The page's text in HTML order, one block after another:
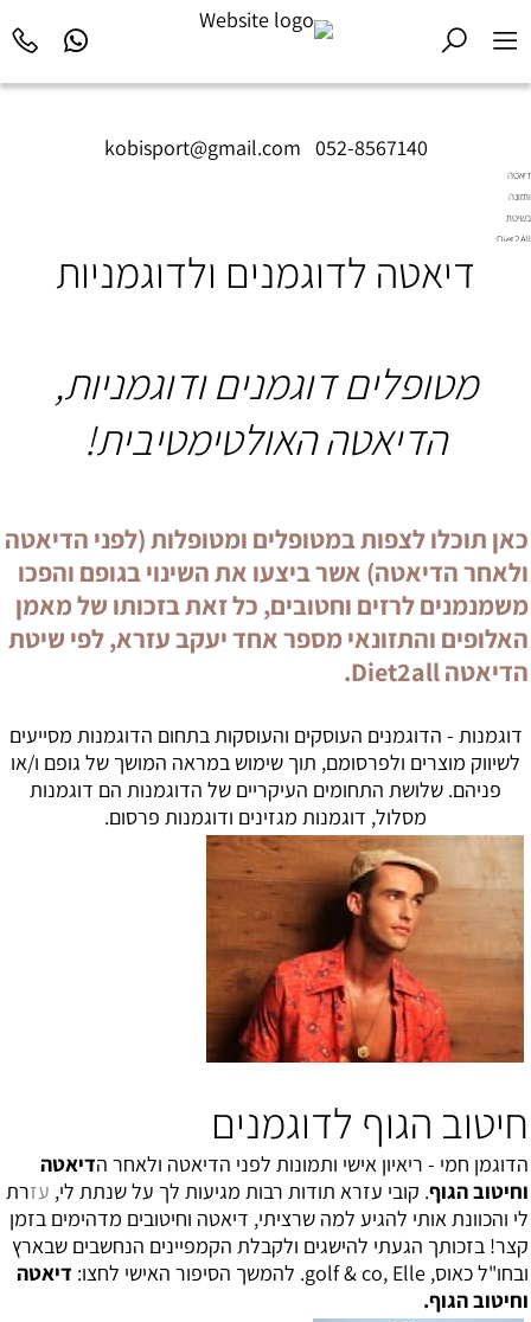
kobisport@gmail.com 052-8567140
דיאטה
ותזונה
בשיטת
Diet2All:
דיאטה לדוגמנים ולדוגמניות
מטופלים דוגמנים ודוגמניות,
הדיאטה האולטימטיבית!
כאן תוכלו לצפות במטופלים ומטופלות (לפני הדיאטה
ולאחר הדיאטה) אשר ביצעו את השינוי בגופם והפכו
משמנמנים לרזים וחטובים, כל זאת בזכותו של מאמן
האלופים והתזונאי מספר אחד יעקב עזרא, לפי שיטת
הדיאטה Diet2all.
דוגמנות - הדוגמנים העוסקים והעוסקות בתחום הדוגמנות מסייעים
לשיווק מוצרים ולפרסומם, תוך שימוש במראה המושך של גופם ו/או
פניהם. שלושת התחומים העיקריים של הדוגמנות הם דוגמנות
מסלול, דוגמנות מגזינים ודוגמנות פרסום.
חיטוב הגוף לדוגמנים
הדוגמן חמי - ריאיון אישי ותמונות לפני הדיאטה ולאחר הדיאטה
וחיטוב הגוף. קובי עזרא תודות רבות מגיעות לך על שנתת לי, עזרת
לי והכוונת אותי להגיע למה שרציתי, דיאטה וחיטובים מדהימים בזמן
קצר! בזכותך הגעתי להישגים ולקבלת הקמפיינים הנחשבים שבארץ
ובחו"ל כאוס, golf & co, Elle. להמשך הסיפור האישי לחצו:
דיאטה
וחיטוב הגוף.